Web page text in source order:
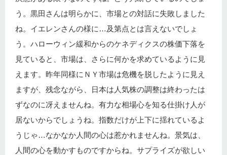
う。黒田さんは明らかに、市場との対話に失敗しました
ね。イエレンさんの様に…及第点とは言えないでしょ
う。ハローウィン緩和からのケネディクスの株価下落を
見ていると、市場は、さらに何かを求めているように見
えます。昨年同様にＮＹ市場は危機を脱したように見え
ますが、残念ながら、日本は人気株の調整は終わったは
ずなのに冴えませんね。有力な相場心を知る仕掛け人が
居ないからでしょうね。指数だけが上下に揺れているよ
うじゃ…なかなか人間の心は惹かれませんね。景気は、
人間の心を動かすものですからね。サプライズが欲しい